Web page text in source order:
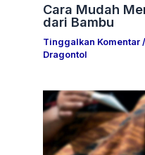
Cara Mudah
dari Bambu
Tinggalkan Komentar /
Dragontol